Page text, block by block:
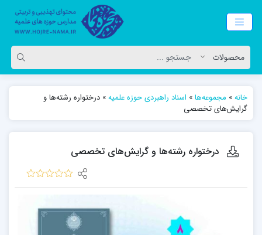
خانه» مجموعه‌ها» اسناد راهبردی حوزه علمیه» درختواره رشته‌ها و
گرایش‌های تخصصی
درختواره رشته‌ها و گرایش‌های تخصصی